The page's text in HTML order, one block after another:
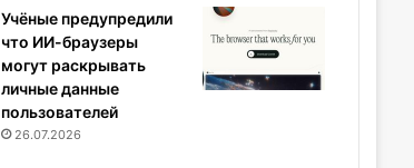
Учёные предупредили
что ИИ-браузеры
могут раскрывать
личные данные
пользователей
26.07.2026